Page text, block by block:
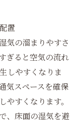
置
気の溜まりやすさ
ぎると空気の流れ
しやすくなりま
気スペースを確保
すくなります。
、床面の湿気を避